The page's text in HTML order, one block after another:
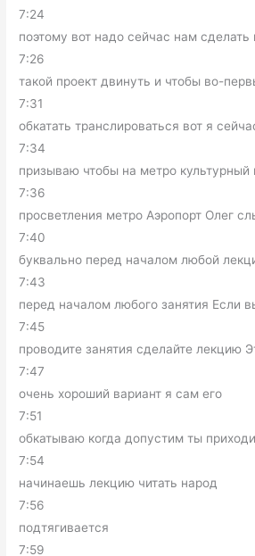
7:24
поэтому вот надо сейчас нам сделать
7:26
такой проект двинуть и чтобы во-
7:31
обкатать транслироваться вот я
7:34
призываю чтобы на метро культурный
7:36
просветления метро Аэропорт Олег
7:40
буквально перед началом любой
7:43
перед началом любого занятия Если
7:45
проводите занятия сделайте лекцию
7:47
очень хороший вариант я сам его
7:51
обкатываю когда допустим ты
7:54
начинаешь лекцию читать народ
7:56
подтягивается
7:59